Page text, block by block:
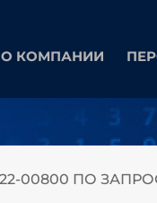
О КОМПАНИИ
00800 ПО